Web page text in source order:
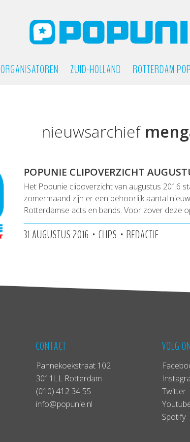
ORGANISATOREN ZUID-HOLLAND ROTTERDAM
nieuwsarchief
POPUNIE CLIPOVERZICHT
Het Popunie clipoverzicht van augustus 2016
zomermaand zijn er een behoorlijk aantal
Rotterdamse acts en bands. Voor zover deze
31 AUGUSTUS 2016 • CLIPS • REDACTIE
CONTACT
Pannekoekstraat 102
3011LL Rotterdam
(010) 412 34 55
info@popunie.nl
VOLG
Twitter
Spotify